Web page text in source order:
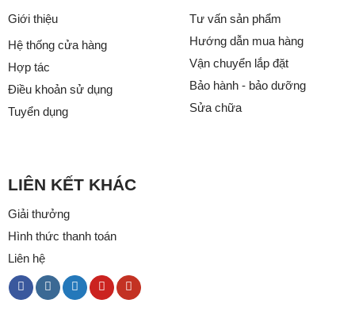
Giới thiệu
Hệ thống cửa hàng
Hợp tác
Điều khoản sử dụng
Tuyển dụng
Tư vấn sản phẩm
Hướng dẫn mua hàng
Vận chuyển lắp đặt
Bảo hành - bảo dưỡng
Sửa chữa
LIÊN KẾT KHÁC
Giải thưởng
Hình thức thanh toán
Liên hệ